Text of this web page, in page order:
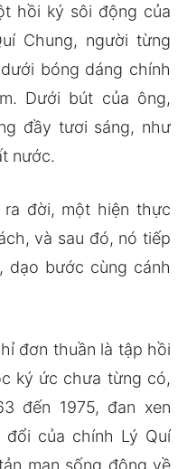
hồi ký sôi động của
Chung, người từng
bóng dáng chính
Dưới bút của ông,
đầy tươi sáng, như
nước.
đời, một hiện thực
và sau đó, nó tiếp
dạo bước cùng cánh
đơn thuần là tập hồi
ký ức chưa từng có,
đến 1975, đan xen
của chính Lý Quí
mạn sống động về